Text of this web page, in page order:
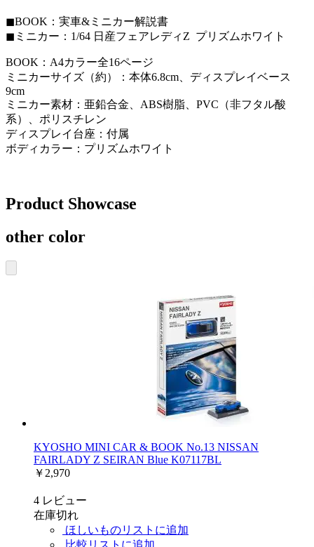
◼︎BOOK：実車&ミニカー解説書
◼︎ミニカー：1/64 日産フェアレディZ プリズムホワイト
BOOK：A4カラー全16ページ
ミニカーサイズ（約）：本体6.8cm、ディスプレイベース
9cm
ミニカー素材：亜鉛合金、ABS樹脂、PVC（非フタル酸
系）、ポリスチレン
ディスプレイ台座：付属
ボディカラー：プリズムホワイト
Product Showcase
other color
KYOSHO MINI CAR & BOOK No.13 NISSAN
FAIRLADY Z SEIRAN Blue K07117BL
￥2,970
4 レビュー
在庫切れ
ほしいものリストに追加
比較リストに追加